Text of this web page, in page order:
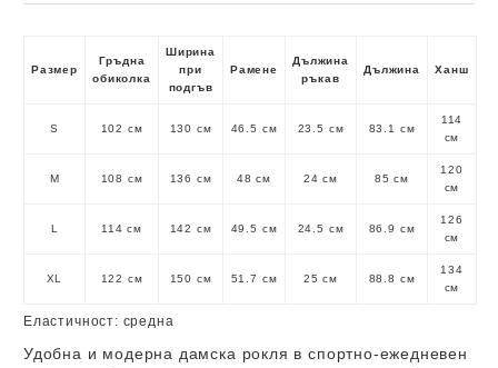
Размер
Гръдна
обиколка
Ширина
при
подгъв
Рамене
Дължина
ръкав
Дължина Ханш
S 102 см 130 см 46.5 см 23.5 см 83.1 см
114
см
M 108 см 136 см 48 см 24 см 85 см
120
см
L 114 см 142 см 49.5 см 24.5 см 86.9 см
126
см
XL 122 см 150 см 51.7 см 25 см 88.8 см
134
см
Еластичност: средна
Удобна и модерна дамска рокля в спортно-ежедневен